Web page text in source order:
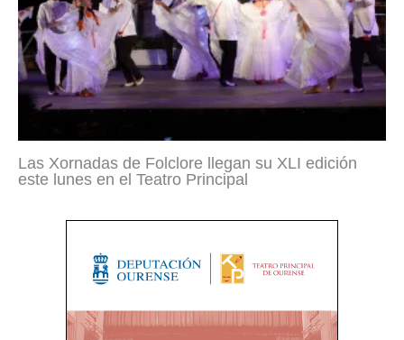
Las Xornadas de Folclore llegan su XLI edición
este lunes en el Teatro Principal